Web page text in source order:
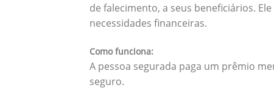
de falecimento, a seus beneficiários.
necessidades financeiras.
Como funciona:
A pessoa segurada paga um prêmio
seguro.